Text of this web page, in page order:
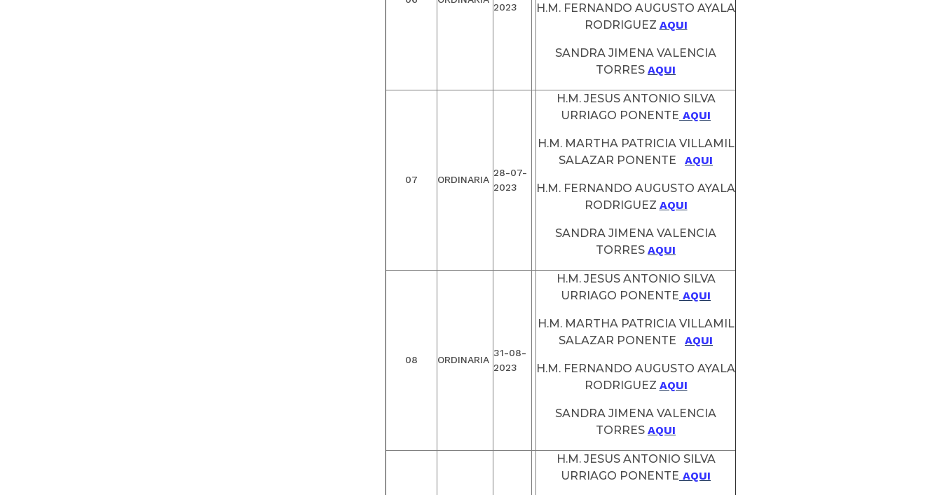
2023
H.M. FERNANDO AUGUSTO AYALA
RODRIGUEZ AQUI
SANDRA JIMENA VALENCIA
TORRES AQUI
07 ORDINARIA
28-07-
2023
H.M. JESUS ANTONIO SILVA
URRIAGO PONENTE AQUI
H.M. MARTHA PATRICIA VILLAMIL
SALAZAR PONENTE AQUI
H.M. FERNANDO AUGUSTO AYALA
RODRIGUEZ AQUI
SANDRA JIMENA VALENCIA
TORRES AQUI
08 ORDINARIA
31-08-
2023
H.M. JESUS ANTONIO SILVA
URRIAGO PONENTE AQUI
H.M. MARTHA PATRICIA VILLAMIL
SALAZAR PONENTE AQUI
H.M. FERNANDO AUGUSTO AYALA
RODRIGUEZ AQUI
SANDRA JIMENA VALENCIA
TORRES AQUI
H.M. JESUS ANTONIO SILVA
URRIAGO PONENTE AQUI